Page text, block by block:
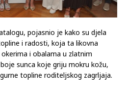
pojasnio je kako su djela
i radosti, koja ta likovna
i obalama u zlatnim
sunca koje griju mokru kožu,
topline roditeljskog zagrljaja.